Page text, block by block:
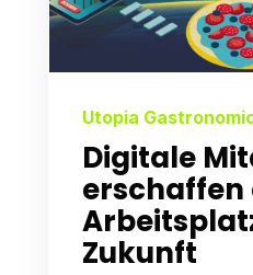
Utopia
Digitale
erschaffen
Zukunft